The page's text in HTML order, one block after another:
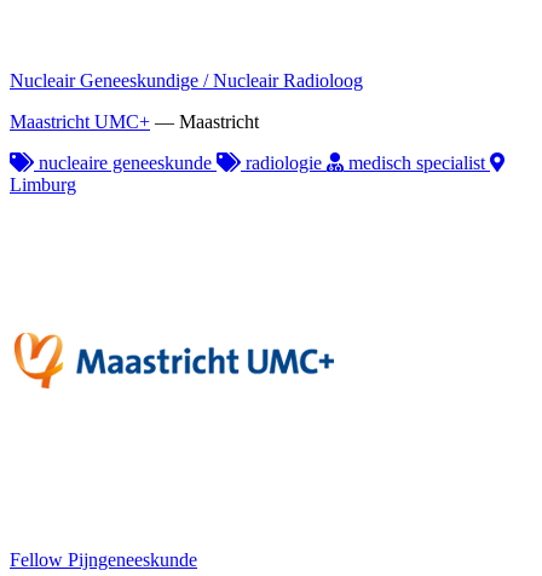
Nucleair Geneeskundige / Nucleair Radioloog
Maastricht UMC+ — Maastricht
nucleaire geneeskunde
radiologie
medisch specialist
Limburg
Fellow Pijngeneeskunde